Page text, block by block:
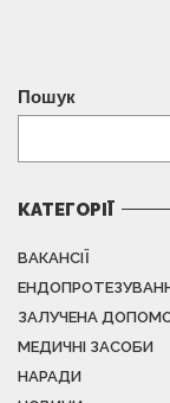
Пошук
КАТЕГОРІЇ
ВАКАНСІЇ
ЗАЛУЧЕНА
МЕДИЧНІ ЗАСОБИ
НАРАДИ